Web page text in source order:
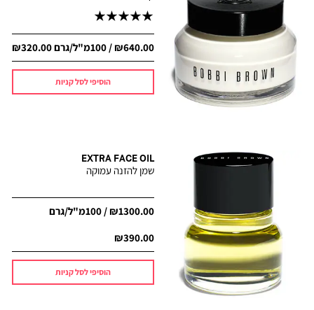
₪640.00 / 100מ"ל/גרם ₪320.00
הוסיפי לסל קניות
EXTRA FACE OIL
שמן להזנה עמוקה
₪1300.00 / 100מ"ל/גרם
₪390.00
הוסיפי לסל קניות